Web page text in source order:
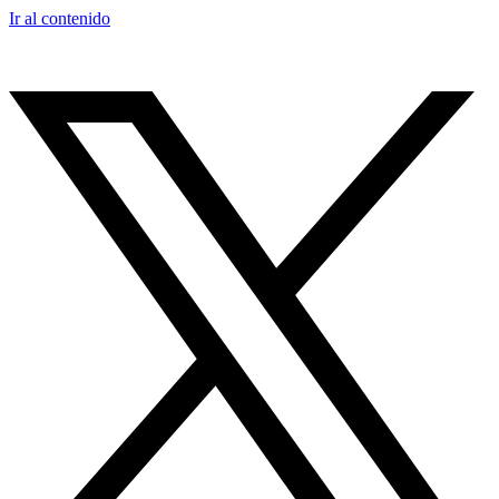
Ir al contenido